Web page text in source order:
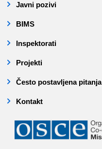
Javni pozivi
BIMS
Inspektorati
Projekti
Često postavljena pitanja
Kontakt